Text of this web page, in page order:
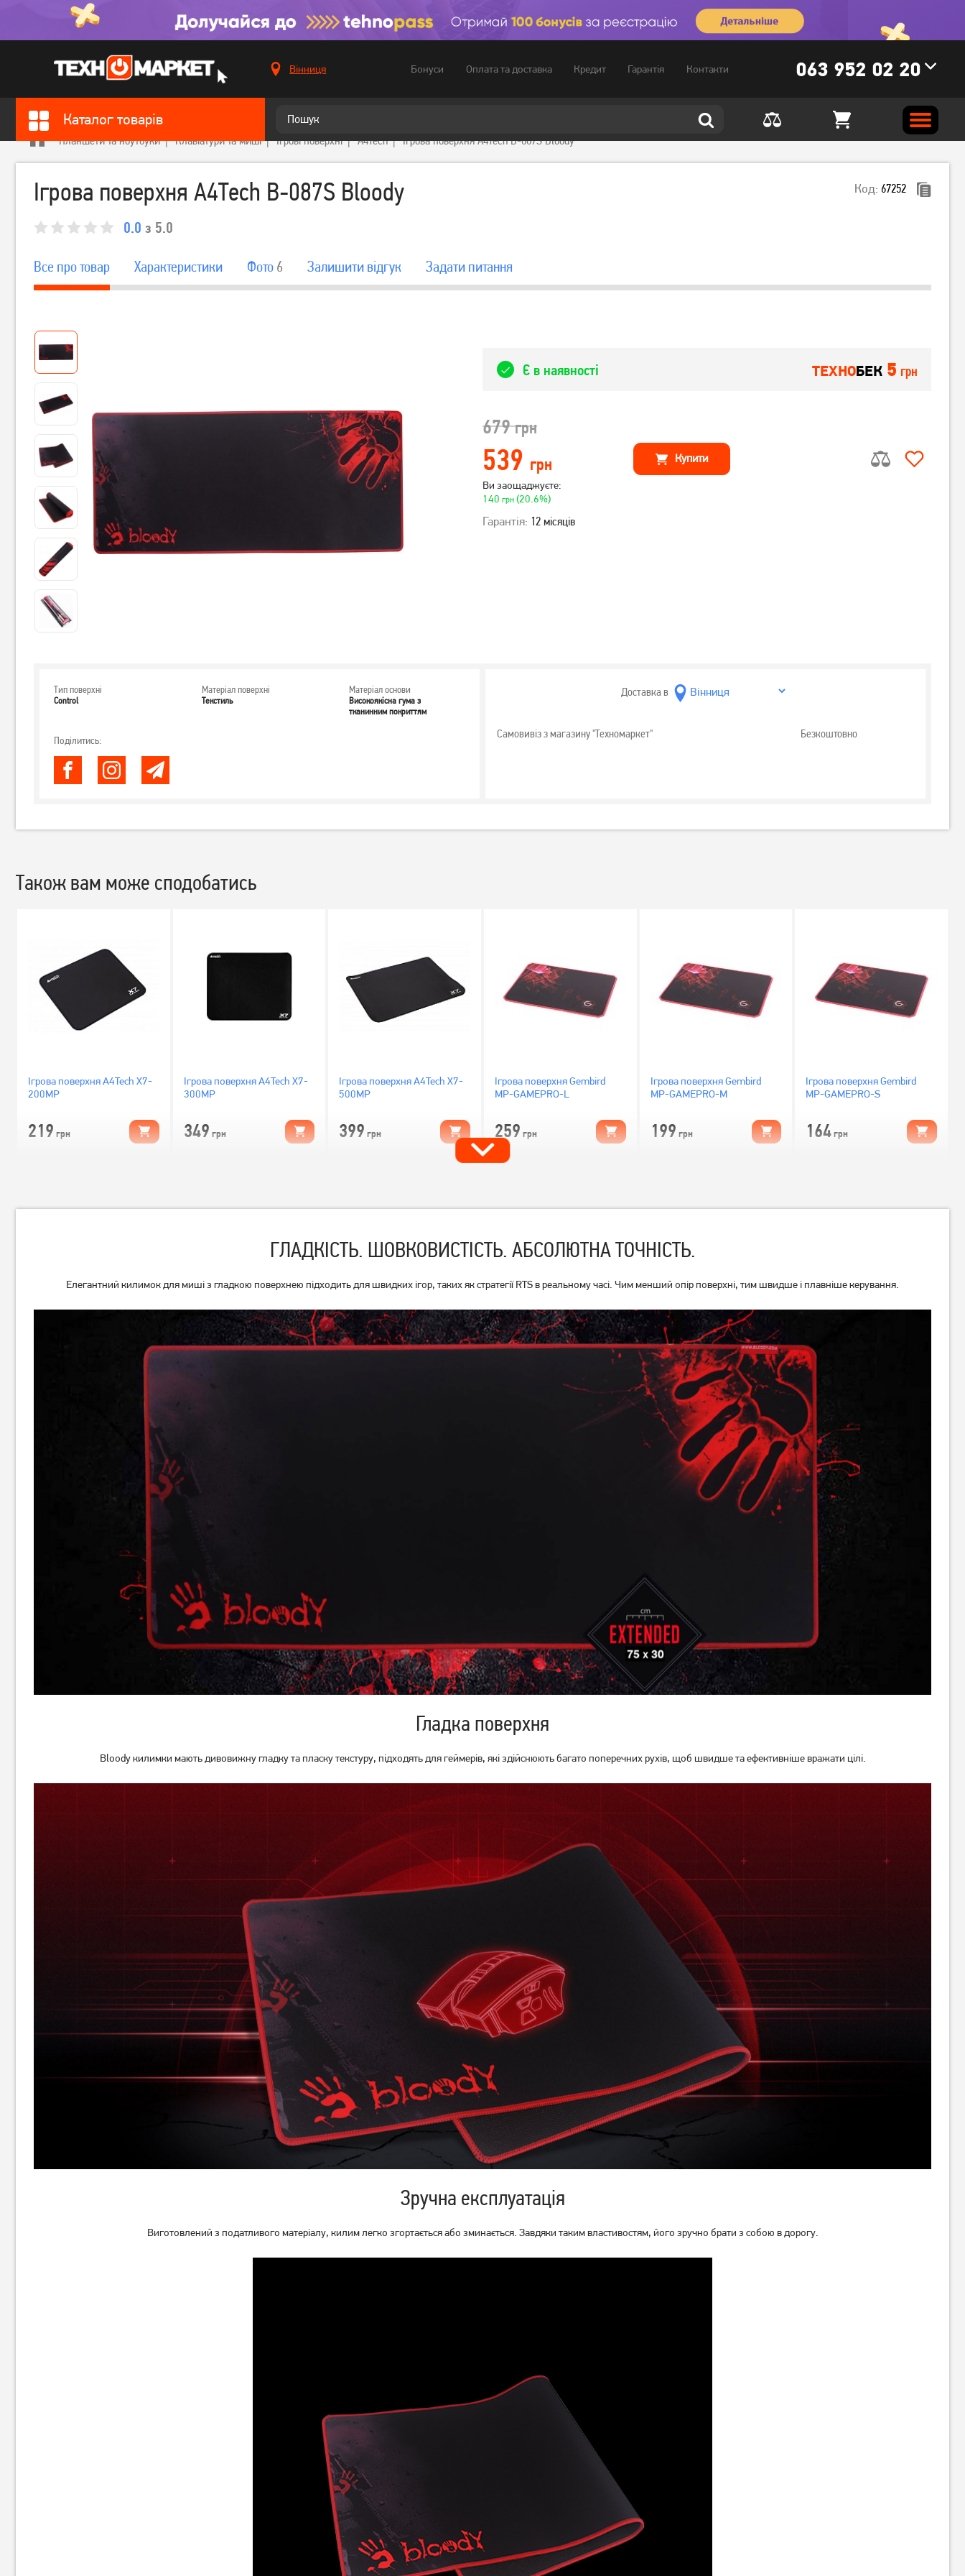
Вінниця Бонуси Оплата та доставка Кредит Гарантія Контакти 063 952 02 20
Каталог товарів
Планшети та ноутбуки Клавіатури та миші Ігрові поверхні A4Tech Ігрова поверхня A4Tech B-087S Bloody
Ігрова поверхня A4Tech B-087S Bloody Код: 67252
0.0 з 5.0
Все про товар Характеристики Фото 6 Залишити вiдгук Задати питання
Є в наявності ТЕХНОБЕК 5 грн
679грн
539 грн
Ви заощаджуєте:
140 грн(20.6%)
Купити
Гарантія: 12 місяців
Тип поверхні
Control
Матеріал поверхні
Текстиль
Матеріал основи
Високоякісна гума з
тканинним покриттям
Поділитись:
Доставка в
Самовивіз з магазину "Техномаркет" Безкоштовно
Також вам може сподобатись
Ігрова поверхня A4Tech X7-
200MP
219 грн
Ігрова поверхня A4Tech X7-
300MP
349 грн
Ігрова поверхня A4Tech X7-
500MP
399 грн
Ігрова поверхня Gembird
MP-GAMEPRO-L
259 грн
Ігрова поверхня Gembird
MP-GAMEPRO-M
199 грн
Ігрова поверхня Gembird
MP-GAMEPRO-S
164грн
Ігрова поверхня Gembird
MP-S Grey (MP-S-G)
Ігрова поверхня Hator Tonn
S (HTP-010)
Ігрова поверхня Hator Tonn
M (HTP-020)
Ігрова поверхня CorePad
(CC26110U)
699грн
559грн
MP-GAMEPRO Control (MP-
GAMEPRO-L)
339
269
Ігрова поверхня Gembird
MP-GAMEPRO Control (MP-
Ігрова поверхня A4Tech X7-
500MP (Black)
499грн
399 грн
Ігрова поверхня A4Tech BP-
30L Bloody
669 грн
529грн 509
ГЛАДКІСТЬ. ШОВКОВИСТІСТЬ. АБСОЛЮТНА ТОЧНІСТЬ.
Елегантний килимок для миші з гладкою поверхнею підходить для швидких ігор, таких як стратегії RTS в реальному часі. Чим менший опір поверхні, тим швидше і плавніше керування.
Гладка поверхня
Bloody килимки мають дивовижну гладку та пласку текстуру, підходять для геймерів, які здійснюють багато поперечних рухів, щоб швидше та ефективніше вражати цілі.
Зручна експлуатація
Виготовлений з податливого матеріалу, килим легко згортається або зминається. Завдяки таким властивостям, його зручно брати з собою в дорогу.